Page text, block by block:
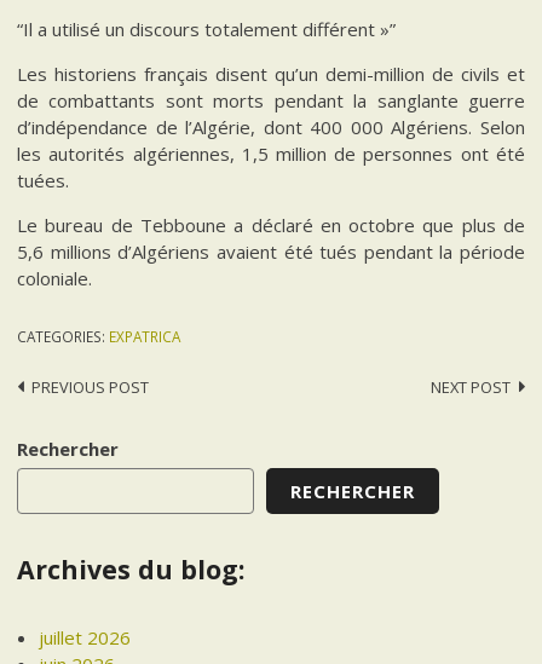
“Il a utilisé un discours totalement différent »”
Les historiens français disent qu’un demi-million de civils et
de combattants sont morts pendant la sanglante guerre
d’indépendance de l’Algérie, dont 400 000 Algériens. Selon
les autorités algériennes, 1,5 million de personnes ont été
tuées.
Le bureau de Tebboune a déclaré en octobre que plus de
5,6 millions d’Algériens avaient été tués pendant la période
coloniale.
CATEGORIES: EXPATRICA
Post
PREVIOUS POST NEXT POST
Rechercher
RECHERCHER
Archives du blog:
juillet 2026